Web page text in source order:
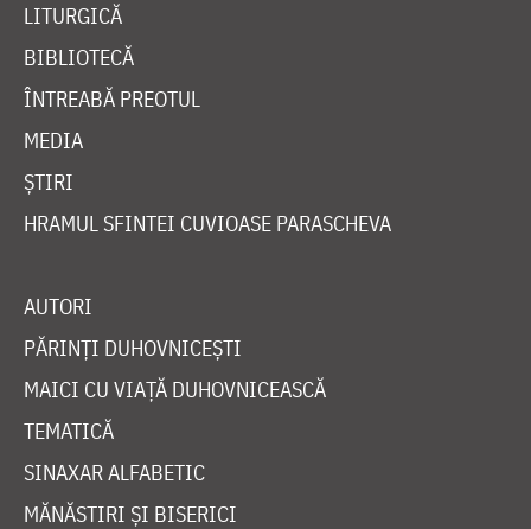
LITURGICĂ
BIBLIOTECĂ
ÎNTREABĂ PREOTUL
MEDIA
ȘTIRI
HRAMUL SFINTEI CUVIOASE PARASCHEVA
AUTORI
PĂRINȚI DUHOVNICEȘTI
MAICI CU VIAȚĂ DUHOVNICEASCĂ
TEMATICĂ
SINAXAR ALFABETIC
MĂNĂSTIRI ȘI BISERICI